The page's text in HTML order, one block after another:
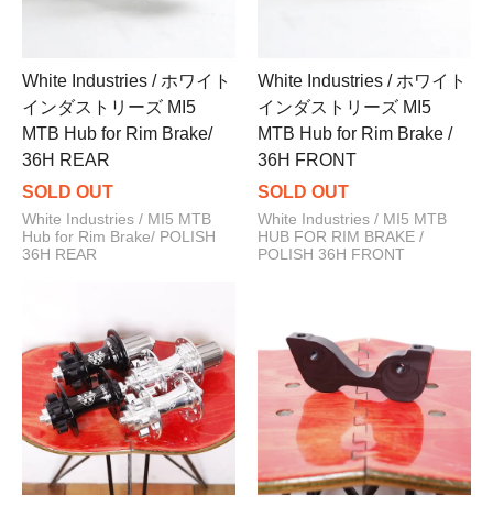
White Industries / ホワイト
インダストリーズ MI5
MTB Hub for Rim Brake/
36H REAR
SOLD OUT
White Industries / MI5 MTB
Hub for Rim Brake/ POLISH
36H REAR
White Industries / ホワイト
インダストリーズ MI5
MTB Hub for Rim Brake /
36H FRONT
SOLD OUT
White Industries / MI5 MTB
HUB FOR RIM BRAKE /
POLISH 36H FRONT